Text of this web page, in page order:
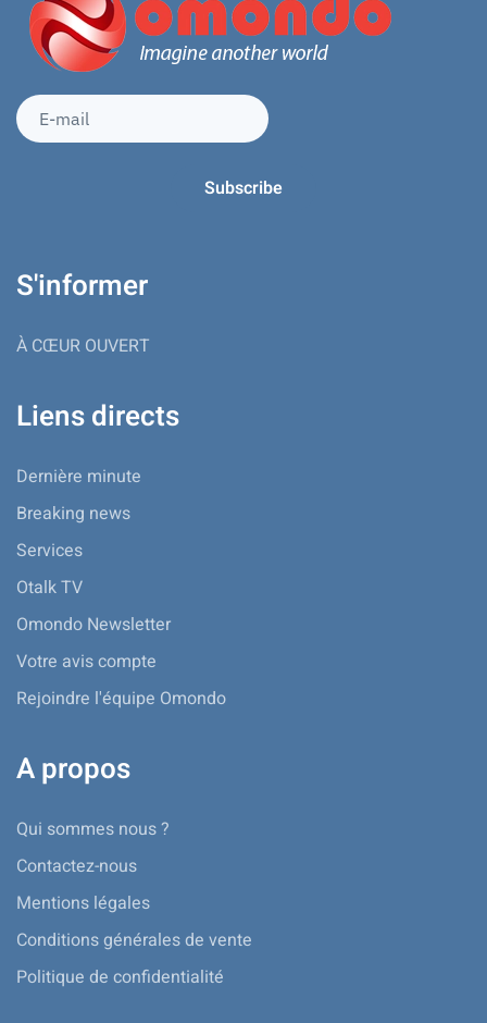
S'informer
À CŒUR OUVERT
Liens directs
Dernière minute
Breaking news
Services
Otalk TV
Omondo Newsletter
Votre avis compte
Rejoindre l'équipe Omondo
A propos
Qui sommes nous ?
Contactez-nous
Mentions légales
Conditions générales de vente
Politique de confidentialité